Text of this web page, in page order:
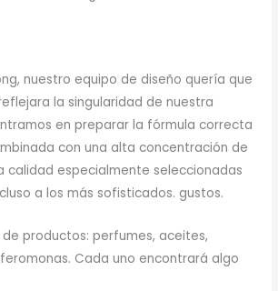
nuestro equipo de diseño quería que
la singularidad de nuestra
en preparar la fórmula correcta
con una alta concentración de
calidad especialmente seleccionadas
a los más sofisticados. gustos.
productos: perfumes, aceites,
Cada uno encontrará algo